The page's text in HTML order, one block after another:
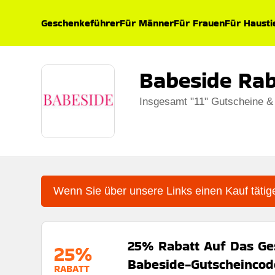
GeschenkeführerFür MännerFür FrauenFür
Babeside
Insgesamt "11" Gutscheine
Wenn Sie über unsere Links einen Kauf
25%
RABATT
25% Rabatt Auf Das
Babeside-